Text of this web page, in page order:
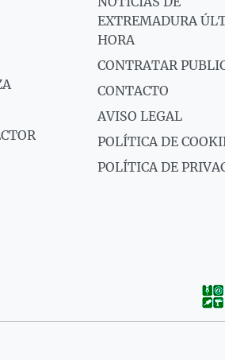
EXTREMADURA
HORA
CONTRATAR
CONTACTO
AVISO LEGAL
POLÍTICA DE
POLÍTICA DE